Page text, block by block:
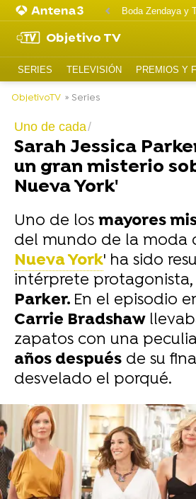
Boda Zendaya y
Objetivo TV
SERIES TELEVISIÓN PREMIOS Y
ObjetivoTV » Series
Uno de cada
Sarah Jessica
un gran misterio
Nueva York'
Uno de los mayores
del mundo de la moda
Nueva York' ha sido
intérprete protagonista,
Parker. En el episodio
Carrie Bradshaw
zapatos con una
años después de su
desvelado el porqué.
-